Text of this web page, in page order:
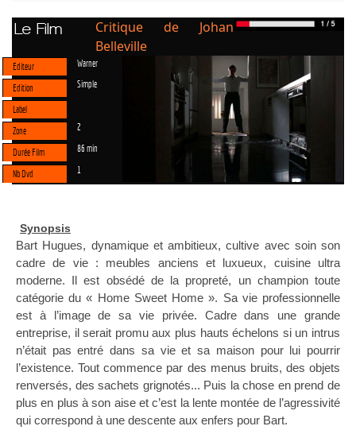
Le Film
Critique de Johan
Belleville
Editeur Warner
Edition Simple
Label
Zone
2
Durée Film 86 min
Nb Dvd 1
Synopsis
Bart Hugues, dynamique et ambitieux, cultive avec soin son
cadre de vie : meubles anciens et luxueux, cuisine ultra
moderne. Il est obsédé de la propreté, un champion toute
catégorie du « Home Sweet Home ». Sa vie professionnelle
est à l’image de sa vie privée. Cadre dans une grande
entreprise, il serait promu aux plus hauts échelons si un intrus
n’était pas entré dans sa vie et sa maison pour lui pourrir
l’existence. Tout commence par des menus bruits, des objets
renversés, des sachets grignotés... Puis la chose en prend de
plus en plus à son aise et c’est la lente montée de l’agressivité
qui correspond à une descente aux enfers pour Bart.